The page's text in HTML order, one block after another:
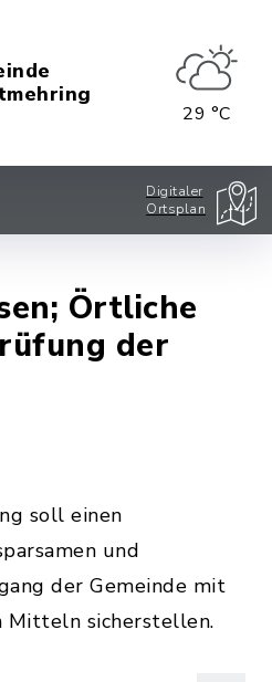
29 °C
Digitaler
Ortsplan
Örtliche
der
soll einen
und
der Gemeinde mit
Mitteln sicherstellen.